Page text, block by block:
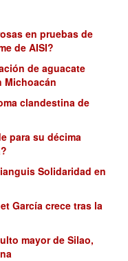
en pruebas de
de AISI?
de aguacate
Michoacán
clandestina de
para su décima
Solidaridad en
García crece tras la
mayor de Silao,